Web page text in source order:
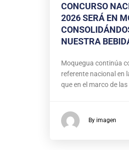
CONCURSO
2026 SERÁ EN
NUESTRA
Moquegua continúa
referente nacional en
que en el marco de las
By imagen